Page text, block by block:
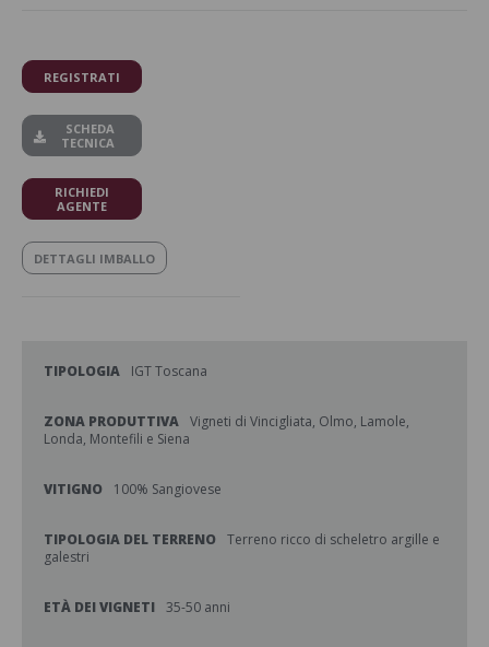
REGISTRATI
SCHEDA
TECNICA
RICHIEDI
AGENTE
DETTAGLI IMBALLO
TIPOLOGIA IGT Toscana
ZONA PRODUTTIVA Vigneti di Vincigliata, Olmo, Lamole,
Londa, Montefili e Siena
VITIGNO 100% Sangiovese
TIPOLOGIA DEL TERRENO Terreno ricco di scheletro argille e
galestri
ETÀ DEI VIGNETI 35-50 anni